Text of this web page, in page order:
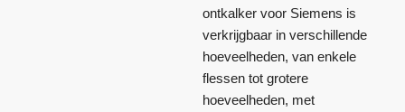
ontkalker voor Siemens is
verkrijgbaar in verschillende
hoeveelheden, van enkele
flessen tot grotere
hoeveelheden, met